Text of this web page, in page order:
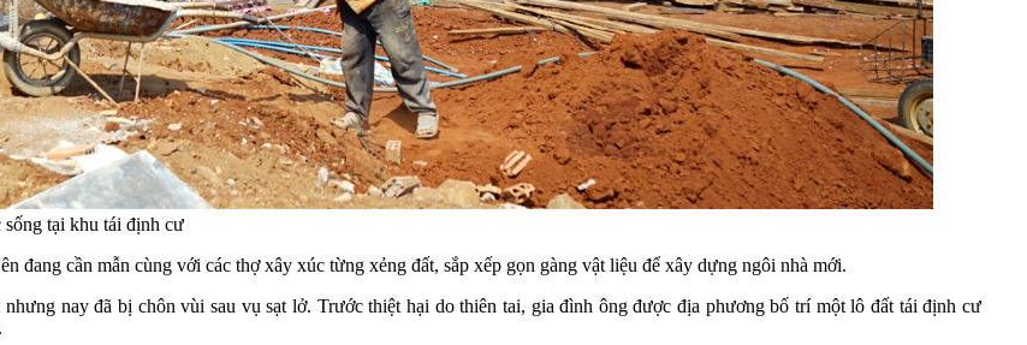
tại khu tái định cư
đang cần mẫn cùng với các thợ xây xúc từng xẻng đất, sắp xếp gọn gàng vật liệu để xây dựng ngôi nhà mới.
nay đã bị chôn vùi sau vụ sạt lở. Trước thiệt hại do thiên tai, gia đình ông được địa phương bố trí một lô đất tái định cư